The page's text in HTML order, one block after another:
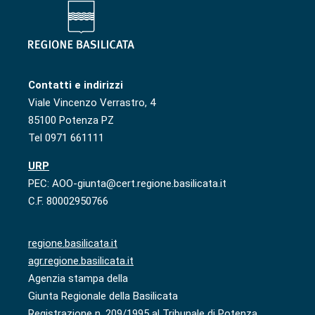
Contatti e indirizzi
Viale Vincenzo Verrastro, 4
85100 Potenza PZ
Tel 0971 661111
URP
PEC: AOO-giunta@cert.regione.basilicata.it
C.F. 80002950766
regione.basilicata.it
agr.regione.basilicata.it
Agenzia stampa della
Giunta Regionale della Basilicata